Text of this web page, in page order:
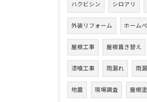
ハクビシン シロアリ
外装リフォーム ホーム
屋根工事 屋根葺き替え
漆喰工事 雨漏れ 雨
地震 現場調査 屋根